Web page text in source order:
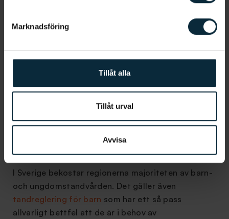
Marknadsföring
Tillåt alla
Tillåt urval
Avvisa
Tandreglering för barn
Ett snett leende, bristande funktion i bettet,
hålla rent i bettet på grand av en trångställning
kan ibland behöva korrigeras med hjälp av en
tandregleringsbehandling. Det är fördelaktigt med
omfattande korrigering i framtiden.
I Sverige bekostar regionerna majoriteten av barn-
och ungdomstandvården. Det gäller även
tandreglering för barn som har ett så pass
allvarligt bettfel att de är i behov av